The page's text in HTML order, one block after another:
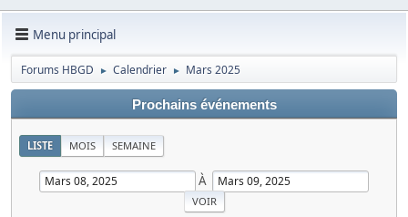
Menu principal
Forums HBGD ► Calendrier ► Mars 2025
Prochains événements
LISTE MOIS SEMAINE
À